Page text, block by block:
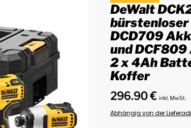
DeWalt
bürstenloser
DCD709
und
2 x 4Ah
Koffer
296.90€ inkl. MwSt.
Abhängig von der